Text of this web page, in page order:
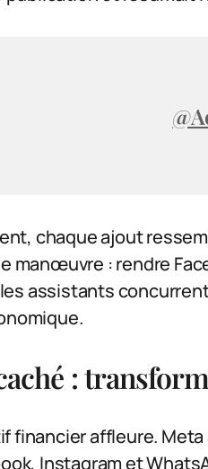
chaque ajout
manœuvre : rendre
assistants
:
financier affleure.
Instagram et